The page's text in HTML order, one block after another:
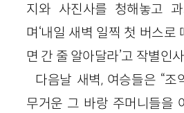
지와 사진사를 청해놓고
며‘내일 새벽 일찍 첫 버스로
면 간 줄 알아달라’고 작별인
다음날 새벽, 여승들은 “조
무거운 그 바랑 주머니들을